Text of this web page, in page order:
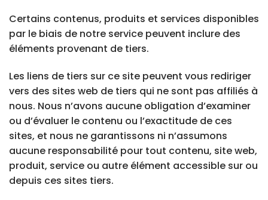
Certains contenus, produits et services disponibles
par le biais de notre service peuvent inclure des
éléments provenant de tiers.
Les liens de tiers sur ce site peuvent vous rediriger
vers des sites web de tiers qui ne sont pas affiliés à
nous. Nous n’avons aucune obligation d’examiner
ou d’évaluer le contenu ou l’exactitude de ces
sites, et nous ne garantissons ni n’assumons
aucune responsabilité pour tout contenu, site web,
produit, service ou autre élément accessible sur ou
depuis ces sites tiers.